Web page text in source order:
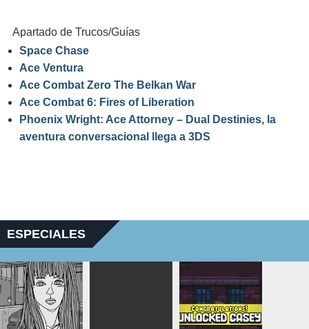
Apartado de Trucos/Guías
Space Chase
Ace Ventura
Ace Combat Zero The Belkan War
Ace Combat 6: Fires of Liberation
Phoenix Wright: Ace Attorney – Dual Destinies, la
aventura conversacional llega a 3DS
ESPECIALES